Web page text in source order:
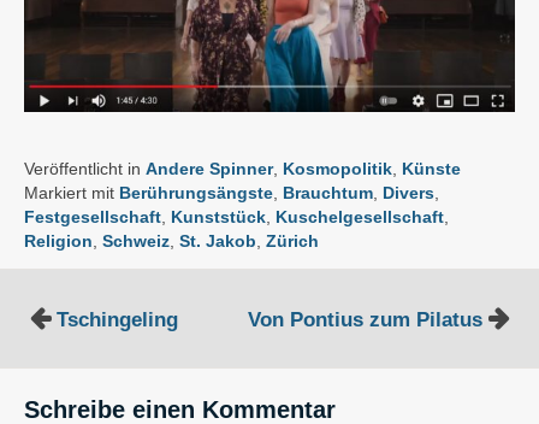
Veröffentlicht in Andere Spinner, Kosmopolitik Künste
Markiert mit Berührungsängste Brauchtum Divers
Festgesellschaft Kunststück Kuschelgesellschaft
Religion Schweiz St. Jakob Zürich
Beitragsnavigation
Tschingeling Von Pontius zum Pilatus
Schreibe einen Kommentar